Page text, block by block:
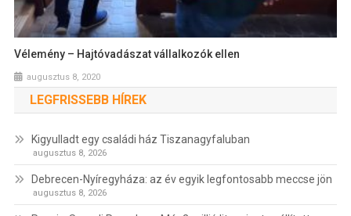
Vélemény – Hajtóvadászat vállalkozók ellen
augusztus 8, 2020
LEGFRISSEBB HÍREK
Kigyulladt egy családi ház Tiszanagyfaluban
augusztus 8, 2026
Debrecen-Nyíregyháza: az év egyik legfontosabb meccse jön
augusztus 8, 2026